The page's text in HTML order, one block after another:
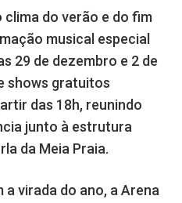
clima do verão e do fim
musical especial
29 de dezembro e 2 de
shows gratuitos
das 18h, reunindo
junto à estrutura
da Meia Praia.
a virada do ano, a Arena